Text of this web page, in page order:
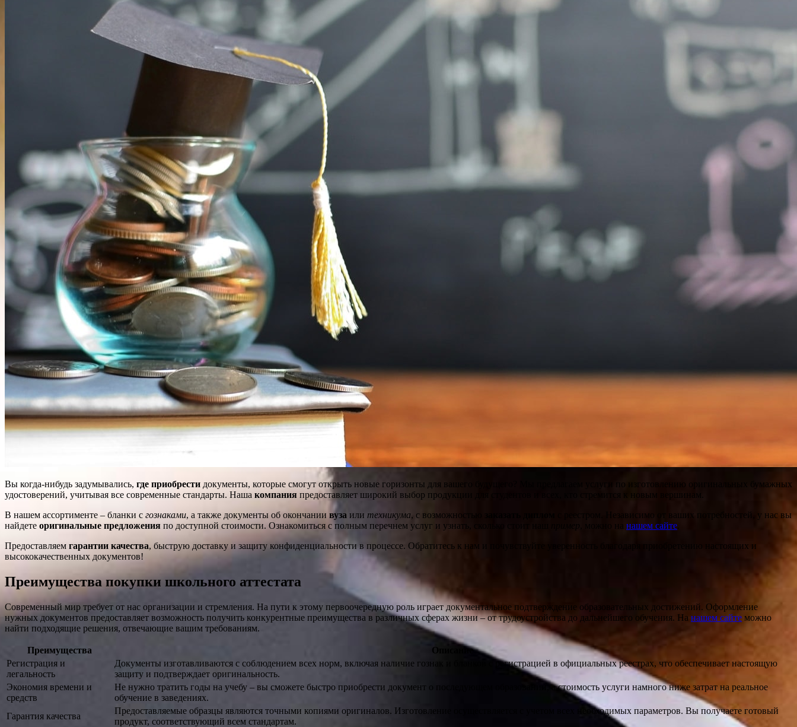
Вы когда-нибудь задумывались, где приобрести документы, которые смогут открыть новые горизонты для вашего будущего? Мы предлагаем услуги по изготовлению оригинальных бумажных
удостоверений, учитывая все современные стандарты. Наша компания предоставляет широкий выбор продукции для студентов и всех, кто стремится к новым вершинам.
В нашем ассортименте – бланки с гознаками, а также документы об окончании вуза или техникума, с возможностью
с реестром. Независимо от ваших потребностей, у нас вы
найдете оригинальные предложения по доступной стоимости. Ознакомиться с полным перечнем услуг и узнать, сколько стоит наш , можно на нашем сайте
Предоставляем гарантии качества, быструю доставку и защиту конфиденциальности в процессе. Обратитесь к нам и почувствуйте уверенность благодаря приобретению настоящих и
высококачественных документов!
Преимущества покупки школьного аттестата
Современный мир требует от нас организации и стремления. На пути к этому первоочередную роль играет документальное подтверждение образовательных достижений. Оформление
нужных документов предоставляет возможность получить конкурентные преимущества в различных сферах жизни – от трудоустройства до дальнейшего обучения. На нашем сайте можно
найти подходящие решения, отвечающие вашим требованиям.
Преимущества
Описание
Регистрация и
легальность
Документы изготавливаются с соблюдением всех норм, включая наличие гознак и бланков с регистрацией в официальных реестрах, что обеспечивает настоящую
защиту и подтверждает оригинальность.
Экономия времени и
средств
Не нужно тратить годы на учебу – вы сможете быстро приобрести документ о последующем образовании, а стоимость услуги намного ниже затрат на реальное
обучение в заведениях.
Гарантия качества
Предоставляемые образцы являются точными копиями оригиналов. Изготовление осуществляется с учетом всех необходимых параметров. Вы получаете готовый
продукт, соответствующий всем стандартам.